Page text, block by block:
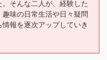
そんな二人が、経験した
味の日常生活や日々疑問
報を逐次アップしていき